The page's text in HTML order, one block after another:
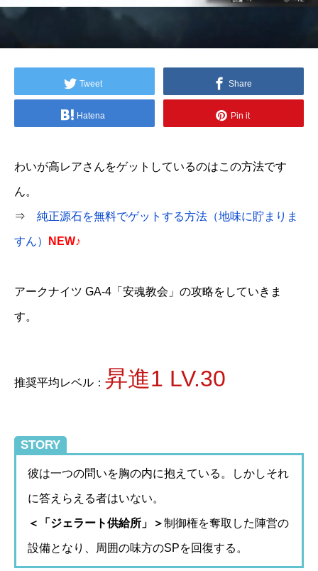
Tweet Share
Hatena Pin it
わいが高レアさんをゲットしているのはこの方法です
ん。
⇒ 純正源石を無料でゲットする方法（地味に貯まりま
すん） NEW♪
アークナイツ GA-4「安魂教会」の攻略をしていきま
す。
推奨平均レベル： 昇進1 LV.30
STORY
彼は一つの問いを胸の内に抱えている。しかしそれ
に答えらえる者はいない。
＜「ジェラート供給所」＞制御権を奪取した陣営の
設備となり、周囲の味方のSPを回復する。